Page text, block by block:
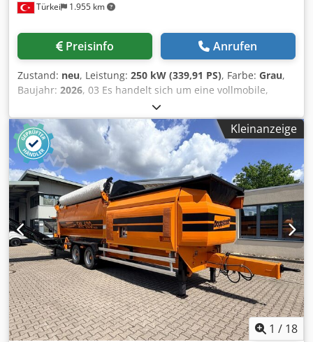
Türkei 1.955 km
Preisinfo Anrufen
Zustand: neu, Leistung: 250 kW (339,91 PS), Farbe: Grau,
Baujahr: 2026, 03 Es handelt sich um eine vollmobile,
tragbare Steinbrech- und Siebanlage. Die mobile Brech-
und Siebanlage GNR 03 hat eine Kapazität von 250/350
Tonnen pro Stunde. Sie kann problemlos Steine
unterschiedlicher Härte brechen. Entspricht
internationalen Versandstandards. Installation und
Inbetriebnahme erfolgen in kurzer Zeit. Die Mitarbeiter vor
Ort werden in die Steuerung eingewiesen. Lebenslanger
Ersatzteilservice ist gewährleistet. OPTIONAL - Bypass-
System - Magnetmagnet - Generatorsystem -
Entstaubungssystem Chodpfx Abowfnlroioa -
Frequenzregelung anstelle eines Sanftanlaufs -
Steuerkabine und Klimaanlage Kontaktieren Sie uns gerne
für weitere Informationen zu unseren Brechanlagen und
kundenspezifischen Lösungen.
Kleinanzeige
1 / 18